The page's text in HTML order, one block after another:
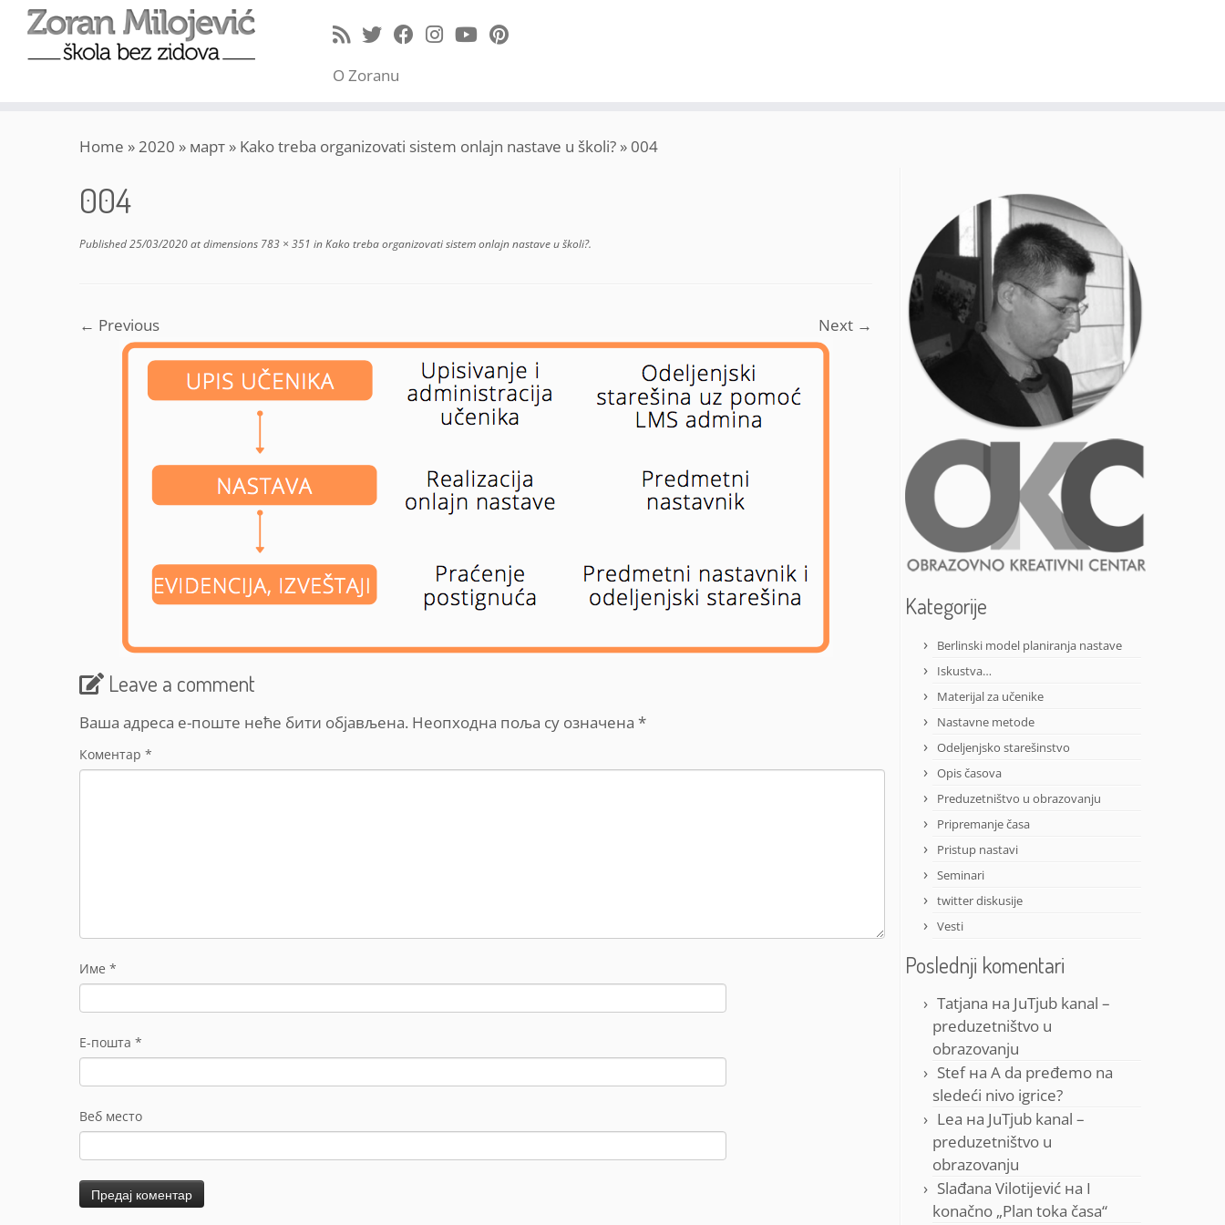
O Zoranu
Home »2020 » март » Kako treba organizovati sistem onlajn nastave u školi? » 004
004
Published25/03/2020at dimensions 783 × 351 inKako treba organizovati sistem onlajn nastave u školi?.
← Previous Next →
Leave a comment
Ваша адреса е-поште неће бити објављена. Неопходна поља су означена *
Коментар *
Име *
Е-пошта *
Веб место
Kategorije
Berlinski model planiranja nastave
Iskustva…
Materijal za učenike
Nastavne metode
Odeljenjsko starešinstvo
Opis časova
Preduzetništvo u obrazovanju
Pripremanje časa
Pristup nastavi
Seminari
twitter diskusije
Vesti
Poslednji komentari
Tatjana на JuTjub kanal –
preduzetništvo u
obrazovanju
Stefна A da pređemo na
sledeći nivo igrice?
Lea на JuTjub kanal –
preduzetništvo u
obrazovanju
Slađana Vilotijević на I
konačno „Plan toka časa“